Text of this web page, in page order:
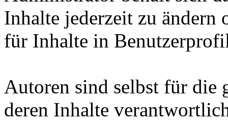
Inhalte jederzeit zu ändern
für Inhalte in
Autoren sind selbst für die
deren Inhalte